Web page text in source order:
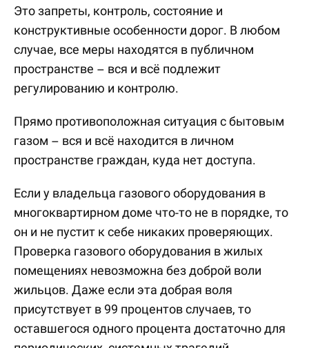
Это запреты, контроль, состояние и
конструктивные особенности дорог. В любом
случае, все меры находятся в публичном
пространстве – вся и всё подлежит
регулированию и контролю.
Прямо противоположная ситуация с бытовым
газом – вся и всё находится в личном
пространстве граждан, куда нет доступа.
Если у владельца газового оборудования в
многоквартирном доме что-то не в порядке, то
он и не пустит к себе никаких проверяющих.
Проверка газового оборудования в жилых
помещениях невозможна без доброй воли
жильцов. Даже если эта добрая воля
присутствует в 99 процентов случаев, то
оставшегося одного процента достаточно для